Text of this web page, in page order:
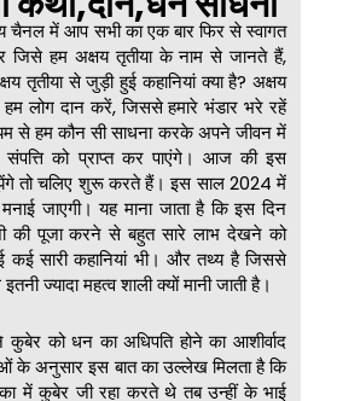
चैनल में आप सभी का एक बार फिर से स्वागत
हम अक्षय तृतीया के नाम से जानते हैं,
तृतीया से जुड़ी हुई कहानियां क्या है? अक्षय
हम लोग दान करें, जिससे हमारे भंडार भरे रहें
से हम कौन सी साधना करके अपने जीवन में
को प्राप्त कर पाएंगे। आज की इस
तो चलिए शुरू करते हैं। इस साल 2024 में
जाएगी। यह माना जाता है कि इस दिन
की पूजा करने से बहुत सारे लाभ देखने को
सारी कहानियां भी। और तथ्य है जिससे
ज्यादा महत्व शाली क्यों मानी जाती है।
को धन का अधिपति होने का आशीर्वाद
के अनुसार इस बात का उल्लेख मिलता है कि
में कुबेर जी रहा करते थे तब उन्हीं के भाई